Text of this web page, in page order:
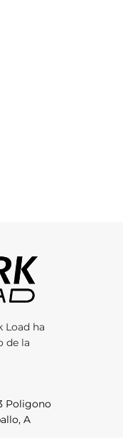
Load ha
de la
Poligono
A